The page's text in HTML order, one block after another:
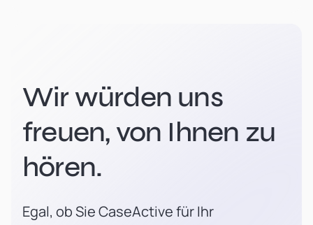
Wir würden uns
freuen, von Ihnen zu
hören.
Egal, ob Sie CaseActive für Ihr